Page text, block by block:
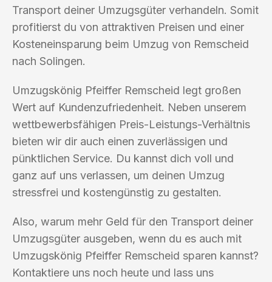
Transport deiner Umzugsgüter verhandeln. Somit
profitierst du von attraktiven Preisen und einer
Kosteneinsparung beim Umzug von Remscheid
nach Solingen.
Umzugskönig Pfeiffer Remscheid legt großen
Wert auf Kundenzufriedenheit. Neben unserem
wettbewerbsfähigen Preis-Leistungs-Verhältnis
bieten wir dir auch einen zuverlässigen und
pünktlichen Service. Du kannst dich voll und
ganz auf uns verlassen, um deinen Umzug
stressfrei und kostengünstig zu gestalten.
Also, warum mehr Geld für den Transport deiner
Umzugsgüter ausgeben, wenn du es auch mit
Umzugskönig Pfeiffer Remscheid sparen kannst?
Kontaktiere uns noch heute und lass uns